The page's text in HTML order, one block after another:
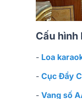
Cấu
- Loa
- Cục Đẩy
- Vang số